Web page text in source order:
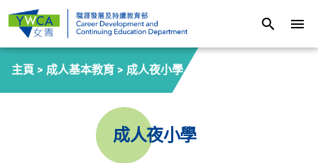
search menu
主頁 > 成人基本教育 > 成人夜小學
成人夜小學